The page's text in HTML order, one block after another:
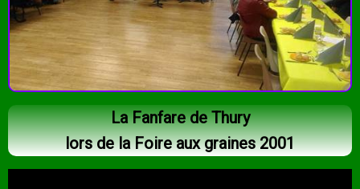
La Fanfare de Thury
lors de la Foire aux graines 2001